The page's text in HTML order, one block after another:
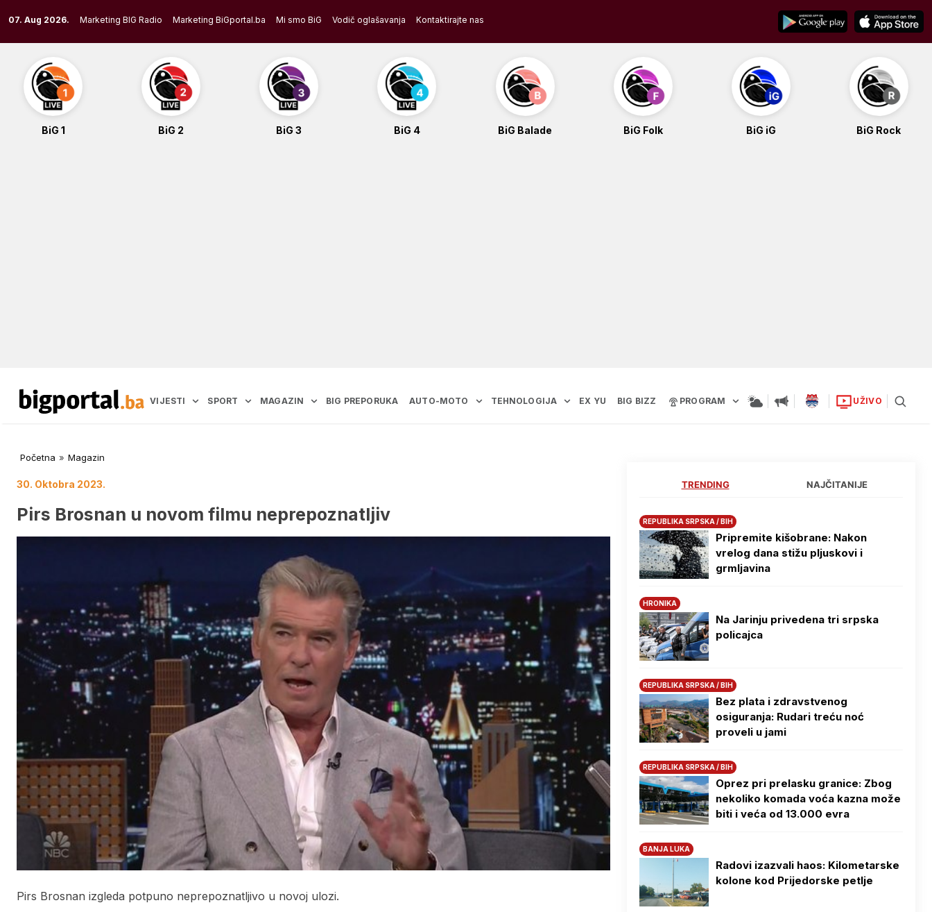
to
content
07. Aug 2026. Marketing BIG Radio Marketing BiGportal.ba Mi smo BiG Vodič oglašavanja Kontaktirajte nas
BiG 1 BiG 2 BiG 3 BiG 4 BiG Balade BiG Folk BiG iG BiG Rock
VIJESTI SPORT MAGAZIN BIG PREPORUKA AUTO-MOTO TEHNOLOGIJA EX YU BIG BIZZ PROGRAM UŽIVO
Početna » Magazin
30. Oktobra 2023.
Pirs Brosnan u novom filmu neprepoznatljiv
Pirs Brosnan izgleda potpuno neprepoznatljivo u novoj ulozi.
TRENDING NAJČITANIJE
REPUBLIKA SRPSKA / BIH
Pripremite kišobrane: Nakon
vrelog dana stižu pljuskovi i
grmljavina
HRONIKA
Na Јarinju privedena tri srpska
policajca
REPUBLIKA SRPSKA / BIH
Bez plata i zdravstvenog
osiguranja: Rudari treću noć
proveli u jami
REPUBLIKA SRPSKA / BIH
Oprez pri prelasku granice: Zbog
nekoliko komada voća kazna može
biti i veća od 13.000 evra
BANJA LUKA
Radovi izazvali haos: Kilometarske
kolone kod Prijedorske petlje